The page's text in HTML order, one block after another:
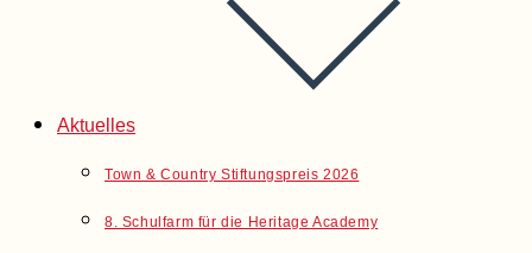
Aktuelles
Town & Country Stiftungspreis 2026
8. Schulfarm für die Heritage Academy